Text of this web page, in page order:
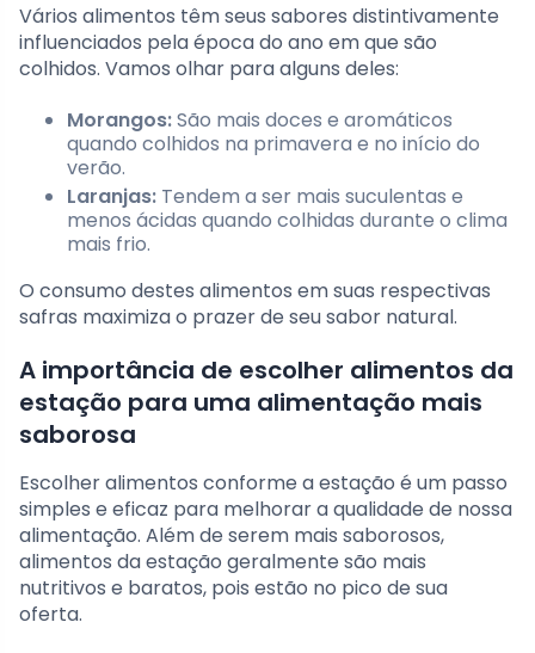
Vários alimentos têm seus sabores distintivamente
influenciados pela época do ano em que são
colhidos. Vamos olhar para alguns deles:
Morangos:São mais doces e aromáticos
quando colhidos na primavera e no início do
verão.
Laranjas: Tendem a ser mais suculentas e
menos ácidas quando colhidas durante o clima
mais frio.
O consumo destes alimentos em suas respectivas
safras maximiza o prazer de seu sabor natural.
A importância de escolher alimentos da
estação para uma alimentação mais
saborosa
Escolher alimentos conforme a estação é um passo
simples e eficaz para melhorar a qualidade de nossa
alimentação. Além de serem mais saborosos,
alimentos da estação geralmente são mais
nutritivos e baratos, pois estão no pico de sua
oferta.